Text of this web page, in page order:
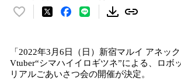
い
！
数
を
「2022年3月6日（日）新宿マルイ アネック
Vtuber“シマハイイロギツネ”による、ロボ
リアルごあいさつ会の開催が決定。